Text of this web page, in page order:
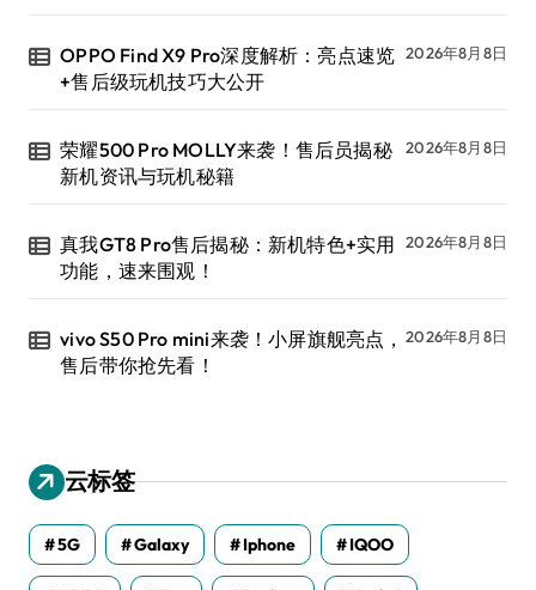
OPPO Find X9 Pro深度解析：亮点速览
+售后级玩机技巧大公开
2026年8月8日
荣耀500 Pro MOLLY来袭！售后员揭秘
新机资讯与玩机秘籍
2026年8月8日
真我GT8 Pro售后揭秘：新机特色+实用
功能，速来围观！
2026年8月8日
vivo S50 Pro mini来袭！小屏旗舰亮点，
售后带你抢先看！
2026年8月8日
云标签
5G Galaxy Iphone IQOO